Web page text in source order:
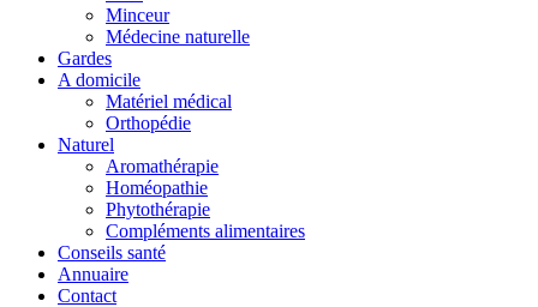
Minceur
Médecine naturelle
Gardes
A domicile
Matériel médical
Orthopédie
Naturel
Aromathérapie
Homéopathie
Phytothérapie
Compléments alimentaires
Conseils santé
Annuaire
Contact